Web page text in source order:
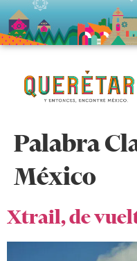
Palabra
México
Xtrail, de